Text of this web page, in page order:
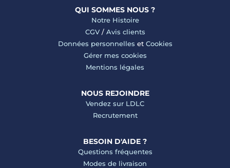
QUI SOMMES NOUS ?
Notre Histoire
CGV/ Avis clients
Données personnelles et Cookies
Gérer mes cookies
Mentions légales
NOUS REJOINDRE
Vendez sur LDLC
Recrutement
BESOIN D'AIDE ?
Questions fréquentes
Modes de livraison